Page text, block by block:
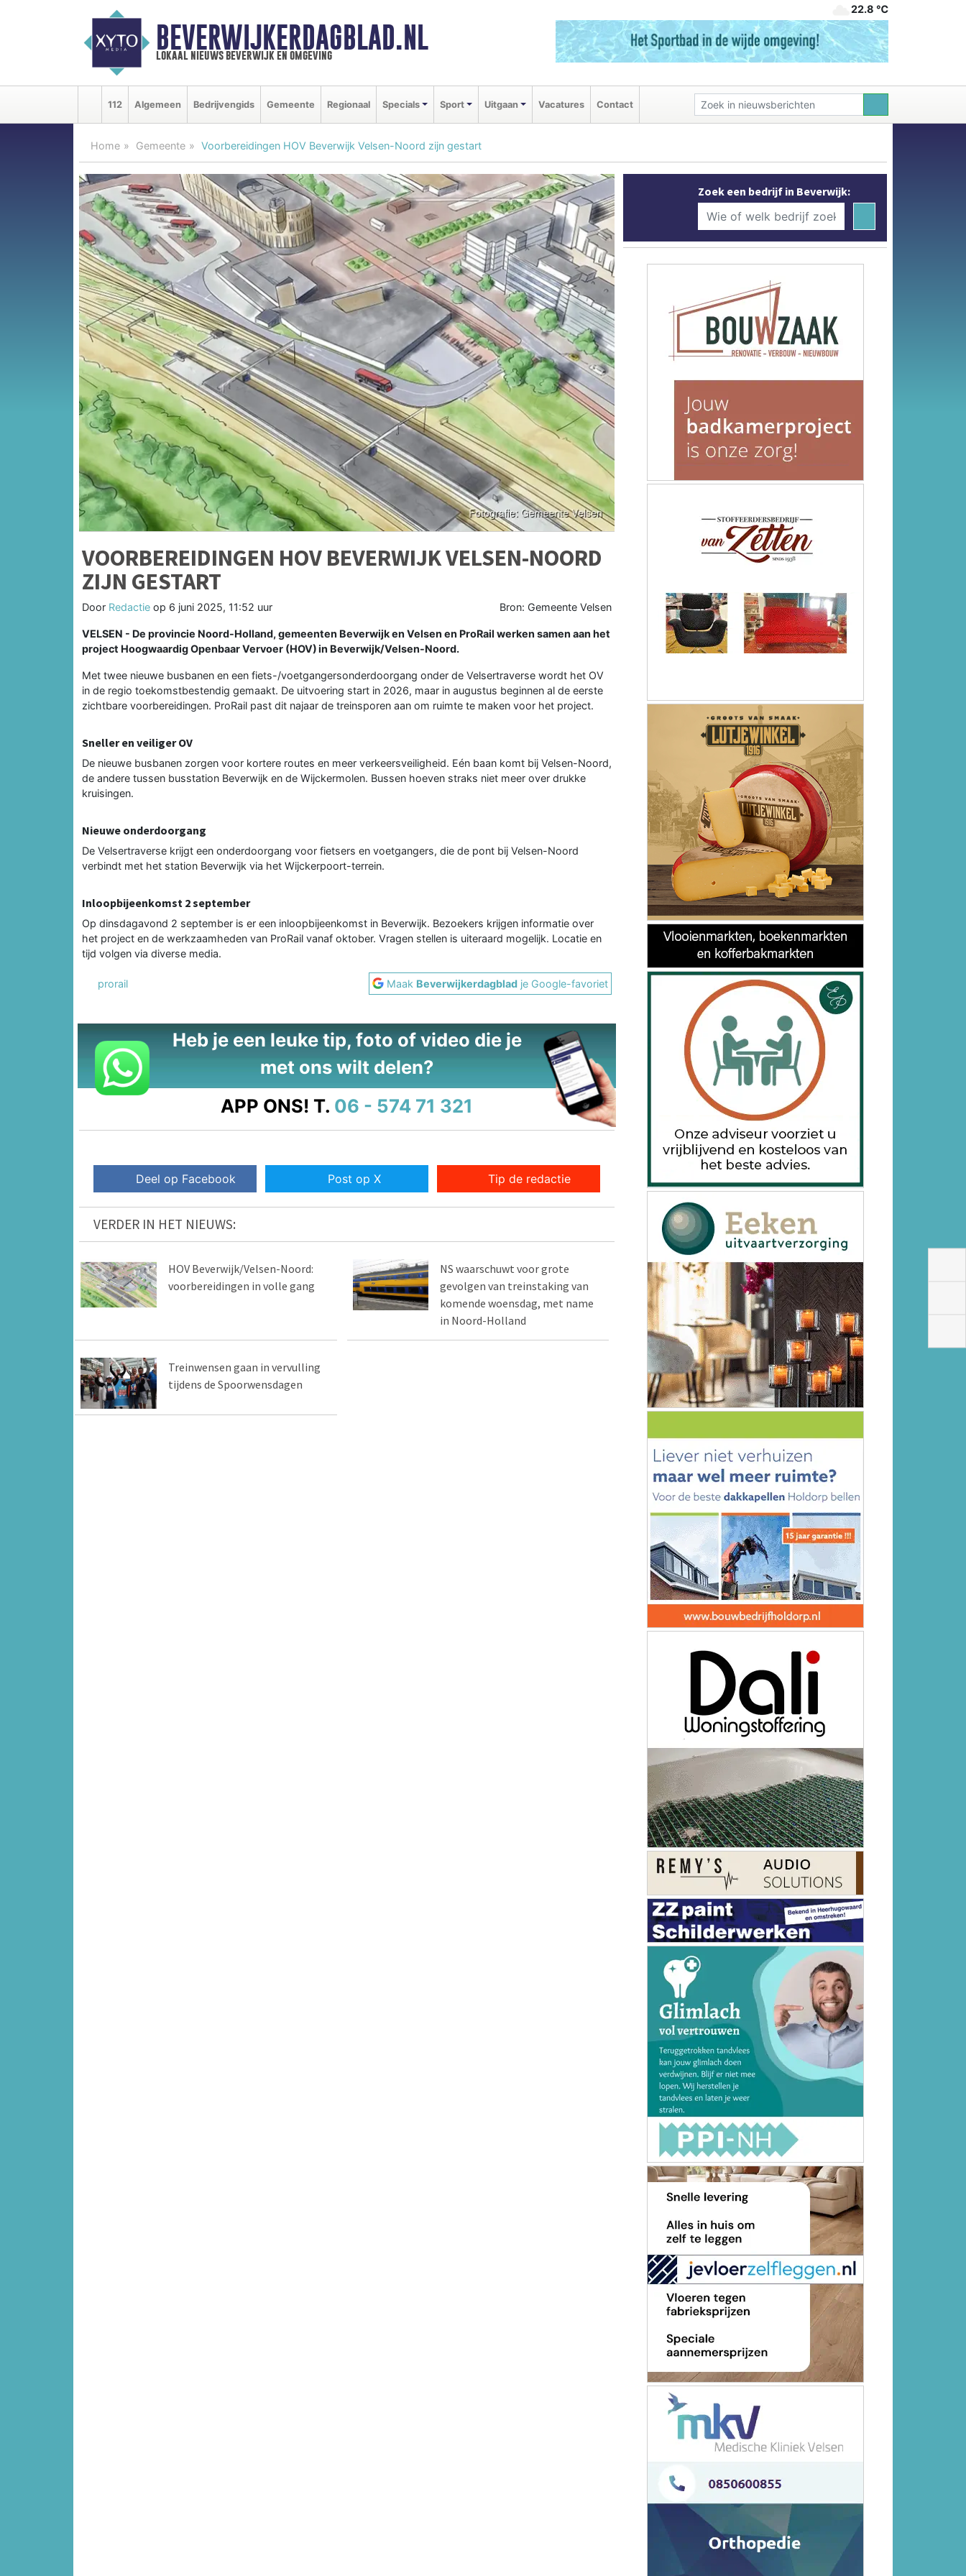
BEVERWIJKERDAGBLAD.NL
lokaal nieuws beverwijk en omgeving
22.8 ℃
112 Algemeen Bedrijvengids Gemeente Regionaal Specials Sport Uitgaan Vacatures Contact
Home Gemeente Voorbereidingen HOV Beverwijk Velsen-Noord zijn gestart
VOORBEREIDINGEN HOV BEVERWIJK VELSEN-NOORD
ZIJN GESTART
Door Redactie op 6 juni 2025, 11:52 uur Bron: Gemeente Velsen
VELSEN - De provincie Noord-Holland, gemeenten Beverwijk en Velsen en ProRail werken samen aan het
project Hoogwaardig Openbaar Vervoer (HOV) in Beverwijk/Velsen-Noord.
Met twee nieuwe busbanen en een fiets-/voetgangersonderdoorgang onder de Velsertraverse wordt het OV
in de regio toekomstbestendig gemaakt. De uitvoering start in 2026, maar in augustus beginnen al de eerste
zichtbare voorbereidingen. ProRail past dit najaar de treinsporen aan om ruimte te maken voor het project.
Sneller en veiliger OV
De nieuwe busbanen zorgen voor kortere routes en meer verkeersveiligheid. Eén baan komt bij Velsen-Noord,
de andere tussen busstation Beverwijk en de Wijckermolen. Bussen hoeven straks niet meer over drukke
kruisingen.
Nieuwe onderdoorgang
De Velsertraverse krijgt een onderdoorgang voor fietsers en voetgangers, die de pont bij Velsen-Noord
verbindt met het station Beverwijk via het Wijckerpoort-terrein.
Inloopbijeenkomst 2 september
Op dinsdagavond 2 september is er een inloopbijeenkomst in Beverwijk. Bezoekers krijgen informatie over
het project en de werkzaamheden van ProRail vanaf oktober. Vragen stellen is uiteraard mogelijk. Locatie en
tijd volgen via diverse media.
prorail Maak Beverwijkerdagblad je Google-favoriet
Heb je een leuke tip, foto of video die je
met ons wilt delen?
APP ONS! T. 06 - 574 71 321
Deel op Facebook Post op X Tip de redactie
VERDER IN HET NIEUWS:
HOV Beverwijk/Velsen-Noord:
voorbereidingen in volle gang
NS waarschuwt voor grote
gevolgen van treinstaking van
komende woensdag, met name
in Noord-Holland
Treinwensen gaan in vervulling
tijdens de Spoorwensdagen
Zoek een bedrijf in Beverwijk: